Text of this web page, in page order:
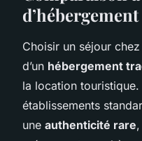
d’hébergement
Choisir un séjour
d’un hébergement
la location
établissements
une authenticité rare